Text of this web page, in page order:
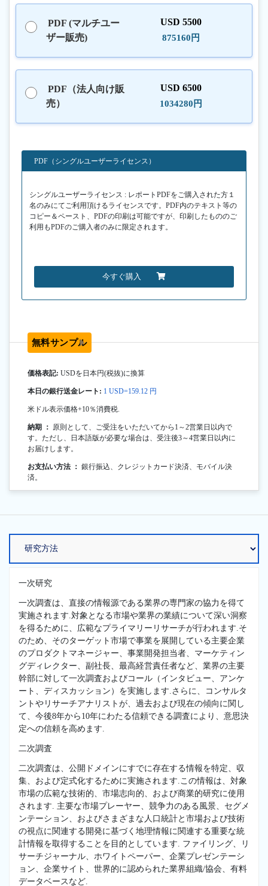
PDF (マルチユー
ザー販売)
USD 5500
875160円
PDF（法人向け販
売）
USD 6500
1034280円
PDF（シングルユーザーライセンス）
シングルユーザーライセンス : レポートPDFをご購入された方１
名のみにてご利用頂けるライセンスです。PDF内のテキスト等の
コピー＆ペースト、PDFの印刷は可能ですが、印刷したもののご
利用もPDFのご購入者のみに限定されます。
今すぐ購入
無料サンプル
価格表記: USDを日本円(税抜)に換算
本日の銀行送金レート: 1 USD=159.12 円
米ドル表示価格+10％消費税.
納期 ： 原則として、ご受注をいただいてから1～2営業日以内で
す。ただし、日本語版が必要な場合は、受注後3～4営業日以内に
お届けします。
お支払い方法 ： 銀行振込、クレジットカード決済、モバイル決
済。
一次研究
一次調査は、直接の情報源である業界の専門家の協力を得て
実施されます.対象となる市場や業界の業績について深い洞察
を得るために、広範なプライマリーリサーチが行われます.そ
のため、そのターゲット市場で事業を展開している主要企業
のプロダクトマネージャー、事業開発担当者、マーケティン
グディレクター、副社長、最高経営責任者など、業界の主要
幹部に対して一次調査およびコール（インタビュー、アンケ
ート、ディスカッション）を実施します.さらに、コンサルタ
ントやリサーチアナリストが、過去および現在の傾向に関し
て、今後8年から10年にわたる信頼できる調査により、意思決
定への信頼を高めます.
二次調査
二次調査は、公開ドメインにすでに存在する情報を特定、収
集、および定式化するために実施されます.この情報は、対象
市場の広範な技術的、市場志向的、および商業的研究に使用
されます. 主要な市場プレーヤー、競争力のある風景、セグメ
ンテーション、およびさまざまな人口統計と市場および技術
の視点に関連する開発に基づく地理情報に関連する重要な統
計情報を取得することを目的としています. ファイリング、リ
サーチジャーナル、ホワイトペーパー、企業プレゼンテーシ
ョン、企業サイト、世界的に認められた業界組織/協会、有料
データベースなど.